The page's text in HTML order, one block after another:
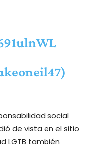
social
de vista en el sitio
LGTB también